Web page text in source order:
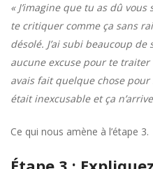
« J’imagine que tu as dû
te critiquer comme ça sans
désolé. J’ai subi beaucoup
aucune excuse pour te traiter
avais fait quelque chose pour
était inexcusable et ça
Ce qui nous amène à l’étape 3.